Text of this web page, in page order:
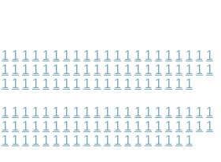
1 1 1 1 1 1 1 1 1 1 1 1 1 1 1 1 1 1 1 1 1
1 1 1 1 1 1 1 1 1 1 1 1 1 1 1 1 1 1 1 1 1
1 1 1 1 1 1 1 1 1 1 1 1 1 1 1 1 1 1 1
1 1 1 1 1 1 1 1 1 1 1 1 1 1 1 1 1 1 1 1 1
1 1 1 1 1 1 1 1 1 1 1 1 1 1 1 1 1 1 1 1 1
1 1 1 1 1 1 1 1 1 1 1 1 1 1 1 1 1 1 1